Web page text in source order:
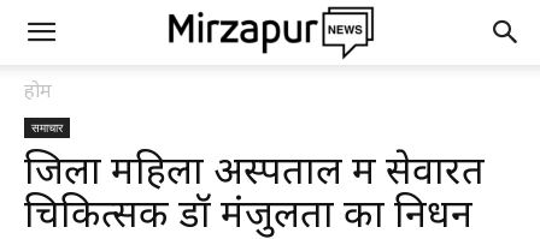
होम
समाचार
जिला महिला अस्पताल में सेवारत
चिकित्सक डॉ मंजुलता का निधन